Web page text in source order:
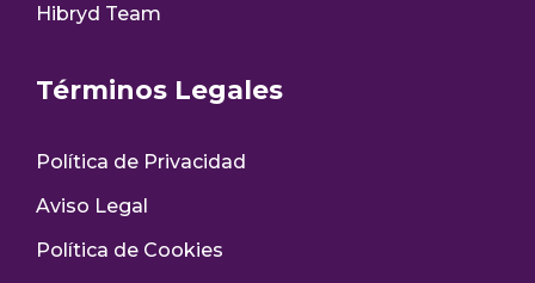
Hibryd Team
Términos Legales
Política de Privacidad
Aviso Legal
Política de Cookies